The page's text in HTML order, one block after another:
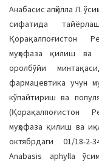
Анабасис апҳйлла Л.
сифатида
Қорақалпоғистон
муҳофаза қилиш ва
оролбўйи
фармацевтика учун
кўпайтириш ва
(Қорақалпоғистон
муҳофаза қилиш ва
октябрдаги 01/18-2-
Anabasis aphylla